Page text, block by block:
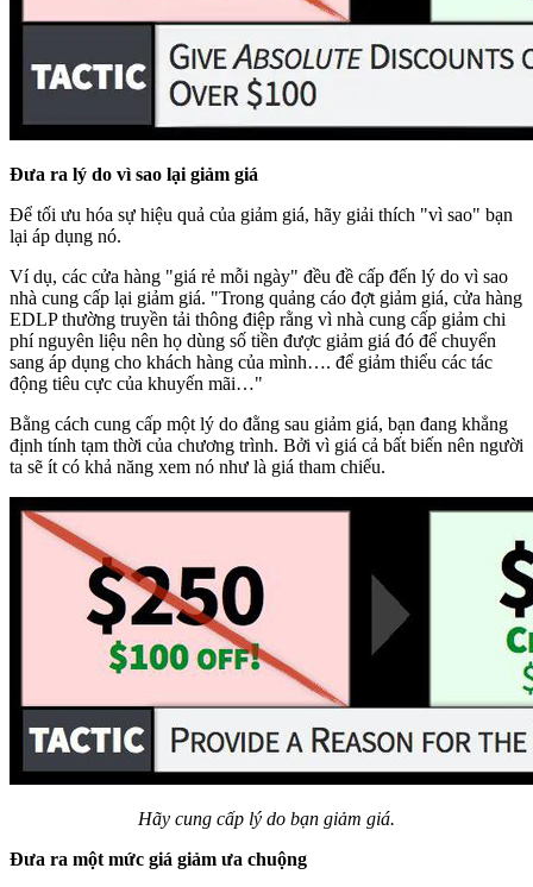
Đưa ra lý do vì sao lại giảm giá
Để tối ưu hóa sự hiệu quả của giảm giá, hãy giải thích "vì sao" bạn
lại áp dụng nó.
Ví dụ, các cửa hàng "giá rẻ mỗi ngày" đều đề cấp đến lý do vì sao
nhà cung cấp lại giảm giá. "Trong quảng cáo đợt giảm giá, cửa hàng
EDLP thường truyền tải thông điệp rằng vì nhà cung cấp giảm chi
phí nguyên liệu nên họ dùng số tiền được giảm giá đó để chuyển
sang áp dụng cho khách hàng của mình…. để giảm thiểu các tác
động tiêu cực của khuyến mãi…"
Bằng cách cung cấp một lý do đằng sau giảm giá, bạn đang khẳng
định tính tạm thời của chương trình. Bởi vì giá cả bất biến nên người
ta sẽ ít có khả năng xem nó như là giá tham chiếu.
Hãy cung cấp lý do bạn giảm giá.
Đưa ra một mức giá giảm ưa chuộng